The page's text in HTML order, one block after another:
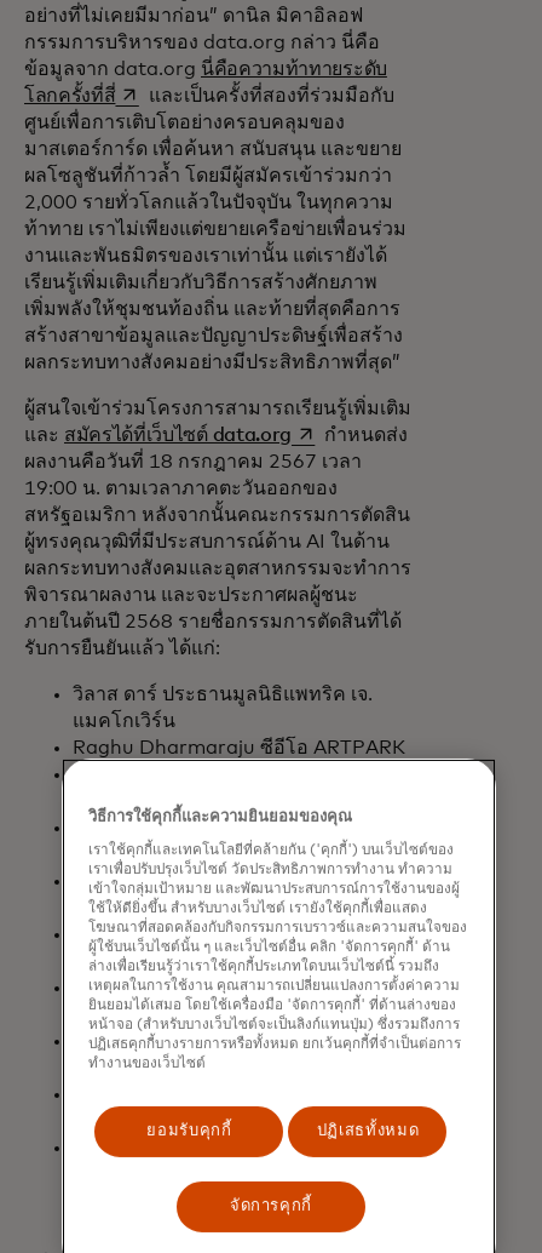
อย่างที่ไม่เคยมีมาก่อน” ดานิล มิคาอิลอฟ
กรรมการบริหารของ data.org กล่าว นี่คือ
ข้อมูลจาก data.org นี่คือความท้าทายระดับ
โลกครั้งที่สี่opens in a new tab
และเป็นครั้งที่สองที่ร่วมมือกับ
ศูนย์เพื่อการเติบโตอย่างครอบคลุมของ
มาสเตอร์การ์ด เพื่อค้นหา สนับสนุน และขยาย
ผลโซลูชันที่ก้าวล้ำ โดยมีผู้สมัครเข้าร่วมกว่า
2,000 รายทั่วโลกแล้วในปัจจุบัน ในทุกความ
ท้าทาย เราไม่เพียงแต่ขยายเครือข่ายเพื่อนร่วม
งานและพันธมิตรของเราเท่านั้น แต่เรายังได้
เรียนรู้เพิ่มเติมเกี่ยวกับวิธีการสร้างศักยภาพ
เพิ่มพลังให้ชุมชนท้องถิ่น และท้ายที่สุดคือการ
สร้างสาขาข้อมูลและปัญญาประดิษฐ์เพื่อสร้าง
ผลกระทบทางสังคมอย่างมีประสิทธิภาพที่สุด”
ผู้สนใจเข้าร่วมโครงการสามารถเรียนรู้เพิ่มเติม
และ สมัครได้ที่เว็บไซต์ data.orgopens in a new tab
กำหนดส่ง
ผลงานคือวันที่ 18 กรกฎาคม 2567 เวลา
19:00 น. ตามเวลาภาคตะวันออกของ
สหรัฐอเมริกา หลังจากนั้นคณะกรรมการตัดสิน
ผู้ทรงคุณวุฒิที่มีประสบการณ์ด้าน AI ในด้าน
ผลกระทบทางสังคมและอุตสาหกรรมจะทำการ
พิจารณาผลงาน และจะประกาศผลผู้ชนะ
ภายในต้นปี 2568 รายชื่อกรรมการตัดสินที่ได้
รับการยืนยันแล้ว ได้แก่:
วิลาส ดาร์ ประธานมูลนิธิแพทริค เจ.
แมคโกเวิร์น
Raghu Dharmaraju ซีอีโอ ARTPARK
กรรมการบริหาร DataGenéro
Angela Oduor Lungati กรรมการ
บริหาร Ushahidi
Anna Makanju รองประธานฝ่ายกิจการ
ทั่วโลกของ OpenAI
อลอนดรา เนลสัน ศาสตราจารย์ฮาโรลด์
เอฟ. ลินเดอร์ สถาบันเพื่อการศึกษาขั้นสูง
นีรา นันดี ผู้ร่วมก่อตั้งและหุ้นส่วนผู้
จัดการ บริษัท ดาสรา
นาฟรินา ซิงห์ ผู้ก่อตั้งและซีอีโอ บริษัท
เครโด เอไอ
เทคโนโลยีของ data.org
เกร็ก อุลริช หัวหน้าเจ้าหน้าที่ฝ่ายปัญญา
วิธีการใช้คุกกี้และความยินยอมของคุณ
เราใช้คุกกี้และเทคโนโลยีที่คล้ายกัน ('คุกกี้') บนเว็บไซต์ของ
เราเพื่อปรับปรุงเว็บไซต์ วัดประสิทธิภาพการทำงาน ทำความ
เข้าใจกลุ่มเป้าหมาย และพัฒนาประสบการณ์การใช้งานของผู้
ใช้ให้ดียิ่งขึ้น สำหรับบางเว็บไซต์ เรายังใช้คุกกี้เพื่อแสดง
โฆษณาที่สอดคล้องกับกิจกรรมการเบราวซ์และความสนใจของ
ผู้ใช้บนเว็บไซต์นั้น ๆ และเว็บไซต์อื่น คลิก 'จัดการคุกกี้' ด้าน
ล่างเพื่อเรียนรู้ว่าเราใช้คุกกี้ประเภทใดบนเว็บไซต์นี้ รวมถึง
เหตุผลในการใช้งาน คุณสามารถเปลี่ยนแปลงการตั้งค่าความ
ยินยอมได้เสมอ โดยใช้เครื่องมือ 'จัดการคุกกี้' ที่ด้านล่างของ
หน้าจอ (สำหรับบางเว็บไซต์จะเป็นลิงก์แทนปุ่ม) ซึ่งรวมถึงการ
ปฏิเสธคุกกี้บางรายการหรือทั้งหมด ยกเว้นคุกกี้ที่จำเป็นต่อการ
ทำงานของเว็บไซต์
ยอมรับคุกกี้ ปฏิเสธทั้งหมด
จัดการคุกกี้